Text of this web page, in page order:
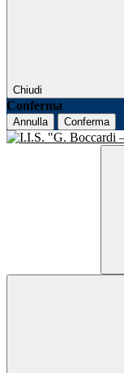
Chiudi
Conferma
Annulla Conferma